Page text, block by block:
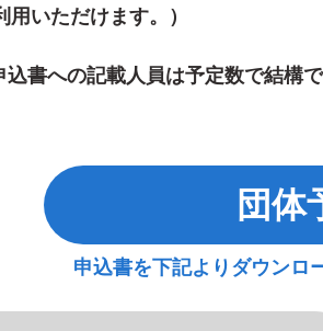
いただけます。）
書への記載人員は予定数で結構
団体
申込書を下記よりダウンロ